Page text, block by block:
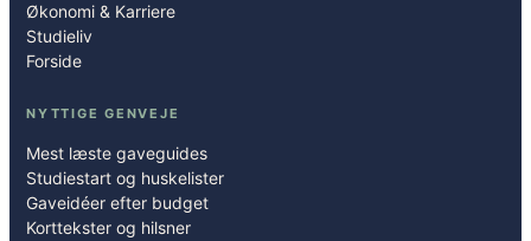
Økonomi & Karriere
Studieliv
Forside
NYTTIGE GENVEJE
Mest læste gaveguides
Studiestart og huskelister
Gaveidéer efter budget
Korttekster og hilsner